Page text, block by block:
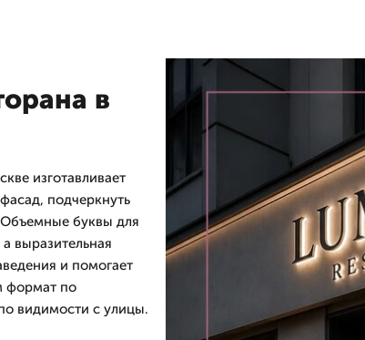
в
изготавливает
подчеркнуть
Объемные буквы для
выразительная
и помогает
формат по
видимости с улицы.